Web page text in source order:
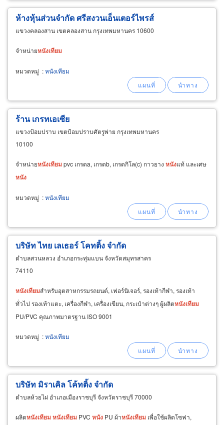
ห้างหุ้นส่วนจำกัด ศรีสงวนเอ็นเตอร์ไพรส์
แขวงคลองสาน เขตคลองสาน กรุงเทพมหานคร 10600
จำหน่ายหนังเทียม
หมวดหมู่ :หนังเทียม
ร้าน เกรทเอเซีย
แขวงป้อมปราบ เขตป้อมปราบศัตรูพ่าย กรุงเทพมหานคร
10100
จำหน่ายหนังเทียมpvc เกรดa, เกรดb, เกรดกิโล(c) กาวยาง หนังแท้ และเศษ
หนัง
หมวดหมู่ :หนังเทียม
บริษัท ไทย เลเธอร์ โคทติ้ง จำกัด
ตำบลสวนหลวง อำเภอกระทุ่มแบน จังหวัดสมุทรสาคร
74110
หนังเทียมสำหรับอุตสาหกรรมรถยนต์, เฟอร์นิเจอร์, รองเท้ากีฬา, รองเท้า
ทั่วไป รองเท้าแตะ, เครื่องกีฬา, เครื่องเขียน, กระเป๋าต่างๆ ผู้ผลิตหนังเทียม
PU/PVC คุณภาพมาตรฐาน ISO 9001
หมวดหมู่ :หนังเทียม
บริษัท มิราเคิล โค้ทติ้ง จำกัด
ตำบลห้วยไผ่ อำเภอเมืองราชบุรี จังหวัดราชบุรี 70000
ผลิตหนังเทียมหนังเทียม PVC หนัง PU ผ้าหนังเทียม เพื่อใช้ผลิตโซฟา,